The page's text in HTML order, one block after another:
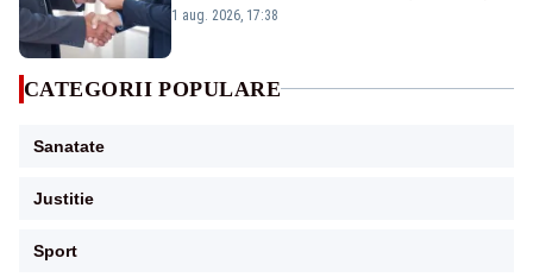
deschise despre șpăgi, întâlniri și
1 aug. 2026, 17:38
CATEGORII POPULARE
Sanatate
Justitie
Sport